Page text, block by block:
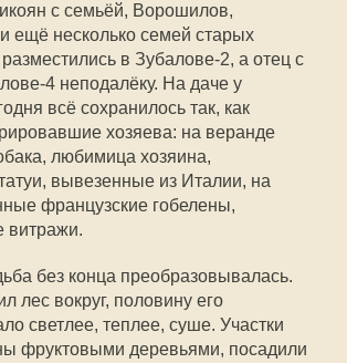
с семьёй, Ворошилов,
ещё несколько семей старых
в Зубалове-2, а отец с
4 неподалёку. На даче у
всё сохранилось так, как
хозяева: на веранде
любимица хозяина,
вывезенные из Италии, на
французские гобелены,
витражи.
без конца преобразовывалась.
лес вокруг, половину его
светлее, теплее, суше. Участки
фруктовыми деревьями, посадили